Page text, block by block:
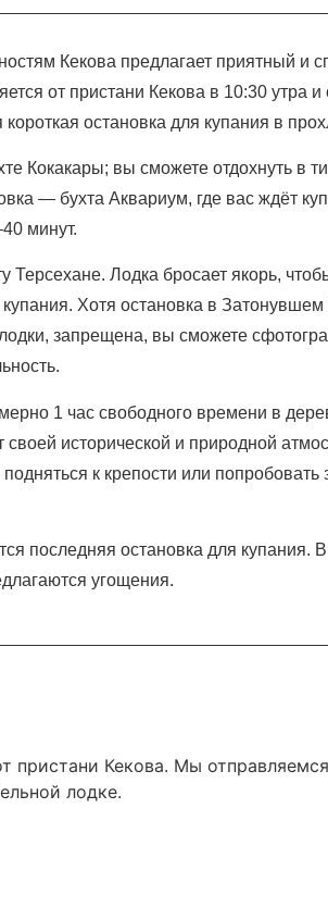
Кекова предлагает приятный и
от пристани Кекова в 10:30 утра
остановка для купания в
Кокакары; вы сможете отдохнуть в
— бухта Аквариум, где вас ждёт
минут.
Лодка бросает якорь,
Хотя остановка в
запрещена, вы сможете
1 час свободного времени в
исторической и природной
к крепости или
последняя остановка для купания.
угощения.
пристани Кекова. Мы
лодке.